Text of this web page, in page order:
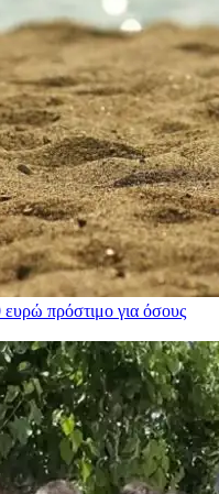
ευρώ πρόστιμο για όσους